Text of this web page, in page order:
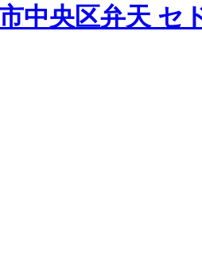
中央区弁天 セ